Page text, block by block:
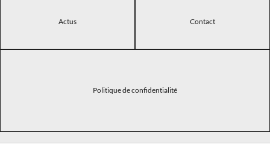
Actus Contact
Politique de confidentialité